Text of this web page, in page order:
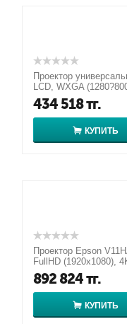
Проектор
LCD, WXGA
434 518тг.
КУПИТЬ
Проектор Epson
FullHD (1920x1080),
892 824тг.
КУПИТЬ